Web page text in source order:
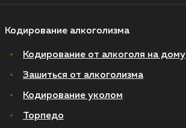
Кодирование алкоголизма
Кодирование от алкоголя на дому
Зашиться от алкоголизма
Кодирование уколом
Торпедо